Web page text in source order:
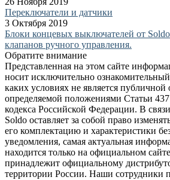
Переключатели и датчики
3 Октября 2019
Блоки концевых выключателей от
клапанов ручного управления.
Обратите внимание
Представленная на этом сайте
носит исключительно
каких условиях не является публичной
определяемой положениями Статьи
кодекса Российской Федерации. В
Soldo оставляет за собой право
его комплектацию и характеристики
уведомления, самая актуальная
находится только на официальном
принадлежит официальному
территории России. Наши сотрудники